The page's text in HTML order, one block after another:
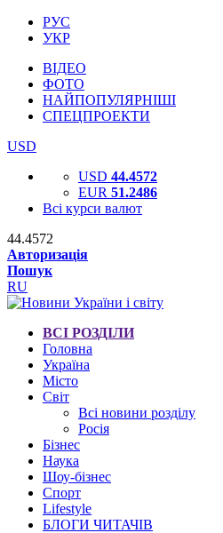
РУС
УКР
ВІДЕО
ФОТО
НАЙПОПУЛЯРНІШІ
СПЕЦПРОЕКТИ
USD
USD 44.4572
EUR 51.2486
Всі курси валют
44.4572
Авторизація
Пошук
RU
ВСІ РОЗДІЛИ
Головна
Україна
Місто
Світ
Всі новини розділу
Росія
Бізнес
Наука
Шоу-бізнес
Спорт
Lifestyle
БЛОГИ ЧИТАЧІВ